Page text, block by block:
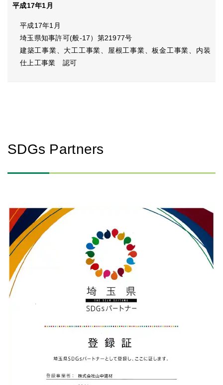
平成17年1月
平成17年1月
埼玉県知事許可(般-17）第21977号
建築工事業、大工工事業、屋根工事業、板金工事業、内装
仕上工事業 認可
SDGs Partners